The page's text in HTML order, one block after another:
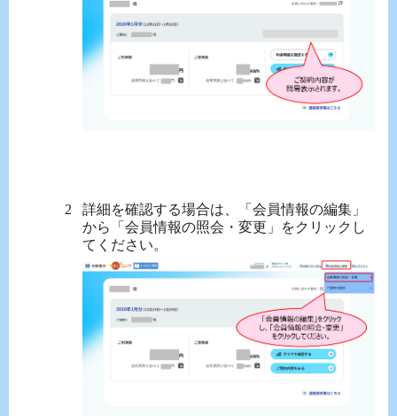
詳細を確認する場合は、「会員情報の編集」
から「会員情報の照会・変更」をクリックし
てください。